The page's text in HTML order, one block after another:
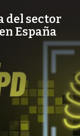
del sector
España